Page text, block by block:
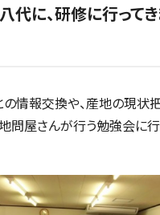
代に、研修に行って
情報交換や、産地の現状
問屋さんが行う勉強会に行